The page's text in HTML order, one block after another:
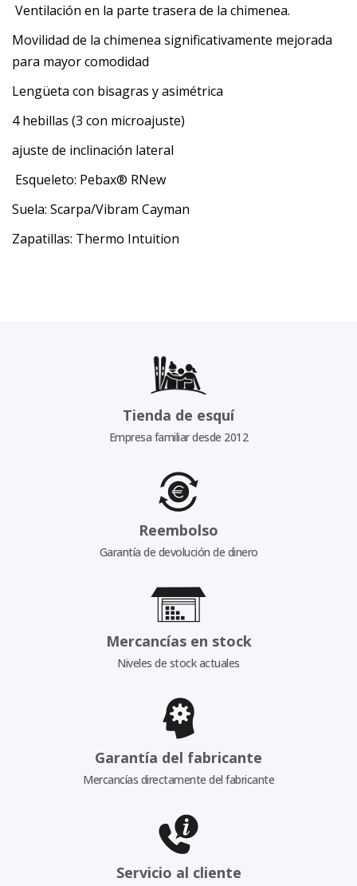
Ventilación en la parte trasera de la chimenea.
Movilidad de la chimenea significativamente mejorada
para mayor comodidad
Lengüeta con bisagras y asimétrica
4 hebillas (3 con microajuste)
ajuste de inclinación lateral
Esqueleto: Pebax® RNew
Suela: Scarpa/Vibram Cayman
Zapatillas: Thermo Intuition
Tienda de esquí
Empresa familiar desde 2012
Reembolso
Garantía de devolución de dinero
Mercancías en stock
Niveles de stock actuales
Garantía del fabricante
Mercancías directamente del fabricante
Servicio al cliente